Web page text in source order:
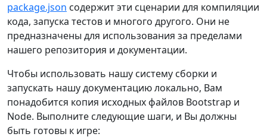
package.json содержит эти сценарии для компиляции
кода, запуска тестов и многого другого. Они не
предназначены для использования за пределами
нашего репозитория и документации.
Чтобы использовать нашу систему сборки и
запускать нашу документацию локально, Вам
понадобится копия исходных файлов Bootstrap и
Node. Выполните следующие шаги, и Вы должны
быть готовы к игре: